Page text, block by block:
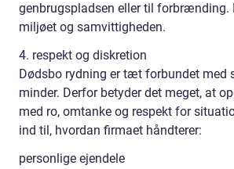
genbrugspladsen eller til forbrænding.
miljøet og samvittigheden.
4. respekt og diskretion
Dødsbo rydning er tæt forbundet med
minder. Derfor betyder det meget, at
med ro, omtanke og respekt for
ind til, hvordan firmaet håndterer:
personlige ejendele